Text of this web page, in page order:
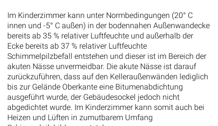
Im Kinderzimmer kann unter Normbedingungen (20° C
innen und -5° C außen) in der bodennahen Außenwandecke
bereits ab 35 % relativer Luftfeuchte und außerhalb der
Ecke bereits ab 37 % relativer Luftfeuchte
Schimmelpilzbefall entstehen und dieser ist im Bereich der
akuten Nässe unvermeidbar. Die akute Nässe ist darauf
zurückzuführen, dass auf den Kelleraußenwänden lediglich
bis zur Gelände Oberkante eine Bitumenabdichtung
ausgeführt wurde, der Gebäudesockel jedoch nicht
abgedichtet wurde. Im Kinderzimmer kann somit auch bei
Heizen und Lüften in zumutbarem Umfang